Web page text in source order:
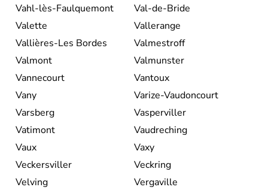
Vahl-lès-Faulquemont
Val-de-Bride
Valette
Vallerange
Vallières-Les Bordes
Valmestroff
Valmont
Valmunster
Vannecourt
Vantoux
Vany
Varize-Vaudoncourt
Varsberg
Vasperviller
Vatimont
Vaudreching
Vaux
Vaxy
Veckersviller
Veckring
Velving
Vergaville